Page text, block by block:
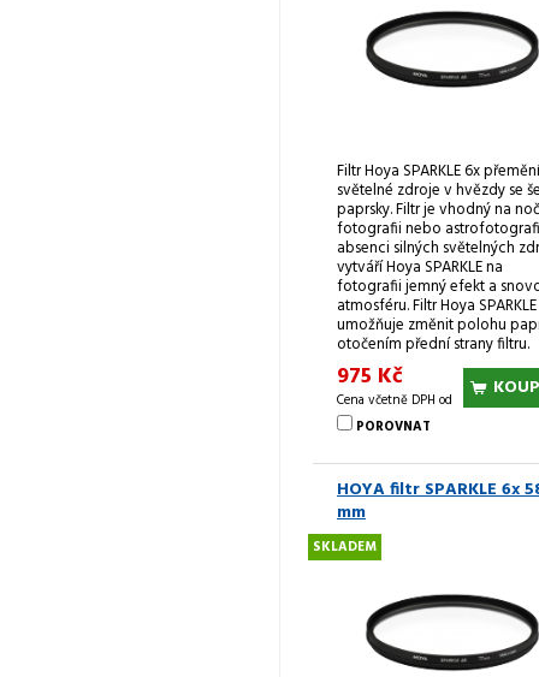
Filtr Hoya SPARKLE 6x přemění
světelné zdroje v hvězdy se
paprsky. Filtr je vhodný na
fotografii nebo
absenci silných světelných
vytváří Hoya SPARKLE na
fotografii jemný efekt a
atmosféru. Filtr Hoya SPARKLE
umožňuje změnit polohu
otočením přední strany filtru.
975 Kč
Cena včetně DPH od
POROVNAT
HOYA filtr SPARKLE 6x
mm
SKLADEM